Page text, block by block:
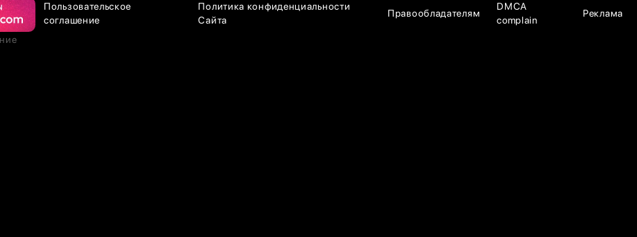
Пользовательское
соглашение
Политика конфиденциальности
Сайта
Правообладателям
DMCA
complain
Реклама